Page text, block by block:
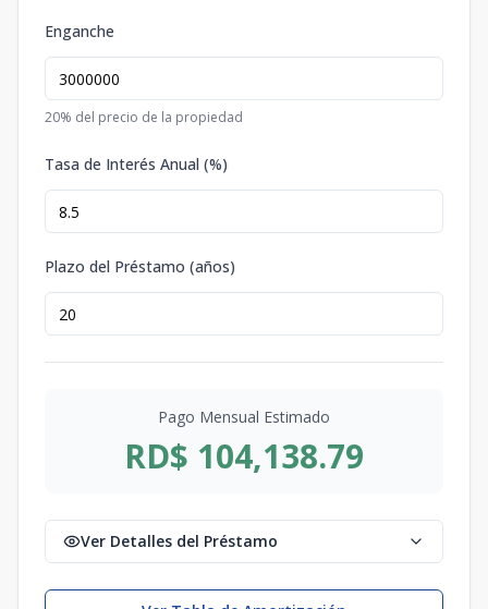
Enganche
20% del precio de la propiedad
Tasa de Interés Anual (%)
Plazo del Préstamo (años)
Pago Mensual Estimado
RD$ 104,138.79
Ver Detalles del Préstamo